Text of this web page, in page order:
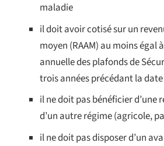
maladie
il doit avoir cotisé sur un
moyen (RAAM) au moins égal
annuelle des plafonds de
trois années précédant la date
il ne doit pas bénéficier
d’un autre régime (agricole,
il ne doit pas disposer d’un